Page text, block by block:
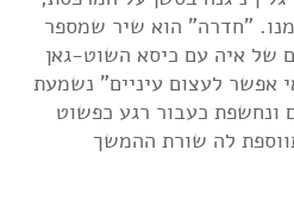
"חדרה" הוא שיר שמספר
של איה עם כיסא השוט-גאן
אפשר לעצום עיניים" נשמעת
ונחשפת כעבור רגע כפשוט
לה שורת ההמשך